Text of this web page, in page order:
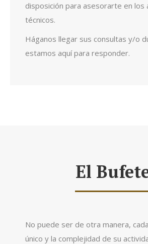
disposición para asesorarte en los
técnicos.
Háganos llegar sus consultas y/o
estamos aquí para responder.
El
No puede ser de otra manera,
único y la complejidad de su